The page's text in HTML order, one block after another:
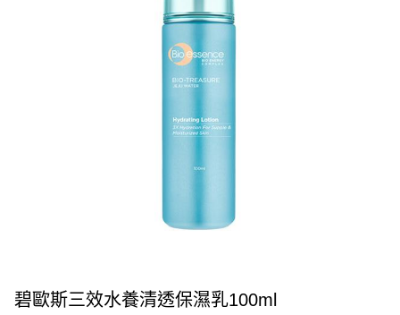
碧歐斯三效水養清透保濕乳100ml